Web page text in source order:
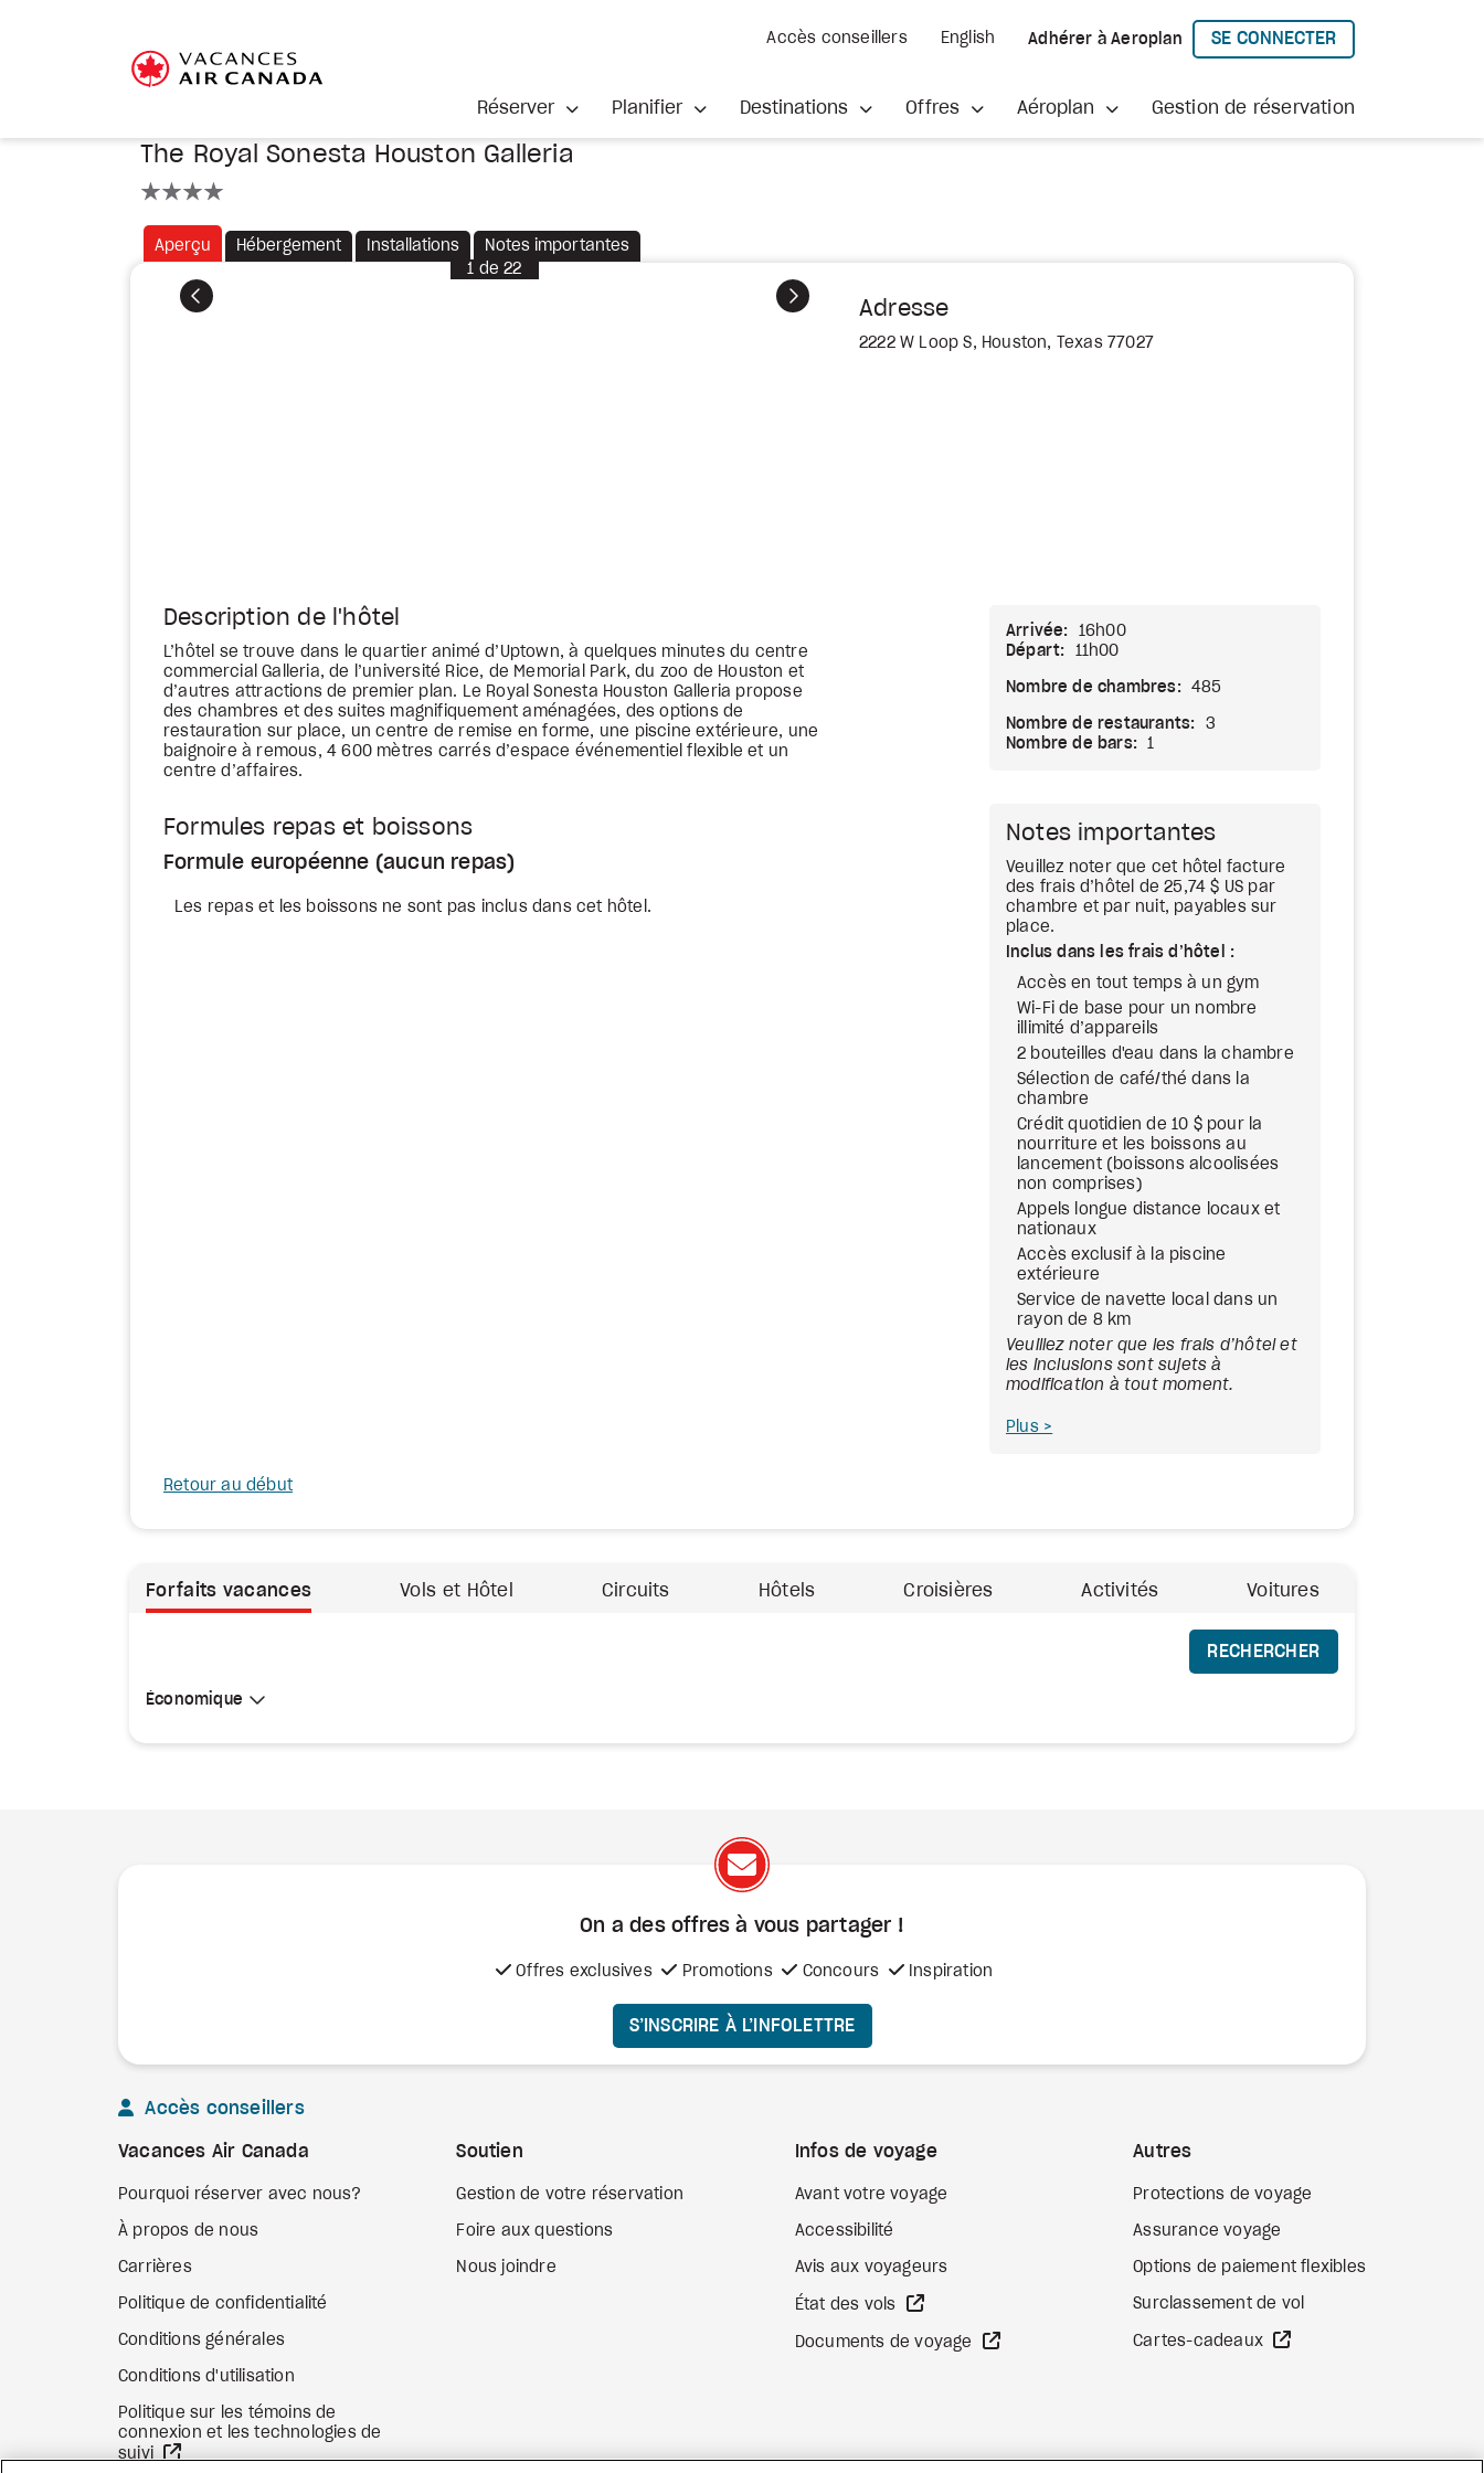
Accès conseillers English Adhérer à Aeroplan
SE CONNECTER
À AEROPLAN
Réserver Planifier Destinations Offres Aéroplan Gestion de réservation
The Royal Sonesta Houston Galleria
Aperçu Hébergement Installations Notes importantes
Précédent Suivant
1 de22
Adresse
2222 W Loop S, Houston, Texas 77027
Description de l'hôtel
L’hôtel se trouve dans le quartier animé d’Uptown, à quelques minutes du centre
commercial Galleria, de l’université Rice, de Memorial Park, du zoo de Houston et
d’autres attractions de premier plan. Le Royal Sonesta Houston Galleria propose
des chambres et des suites magnifiquement aménagées, des options de
restauration sur place, un centre de remise en forme, une piscine extérieure, une
baignoire à remous, 4 600 mètres carrés d’espace événementiel flexible et un
centre d’affaires.
Formules repas et boissons
Formule européenne (aucun repas)
Les repas et les boissons ne sont pas inclus dans cet hôtel.
Arrivée:
16h00
Départ:
11h00
Nombre de chambres: 485
Nombre de restaurants:
3
Nombre de bars:
1
Notes importantes
Veuillez noter que cet hôtel facture
des frais d’hôtel de 25,74 $ US par
chambre et par nuit, payables sur
place.
Inclus dans les frais d’hôtel :
Accès en tout temps à un gym
Wi-Fi de base pour un nombre
illimité d’appareils
2 bouteilles d'eau dans la chambre
Sélection de café/thé dans la
chambre
Crédit quotidien de 10 $ pour la
nourriture et les boissons au
lancement (boissons alcoolisées
non comprises)
Appels longue distance locaux et
nationaux
Accès exclusif à la piscine
extérieure
Service de navette local dans un
rayon de 8 km
Veuillez noter que les frais d’hôtel et
les inclusions sont sujets à
modification à tout moment.
Plus
Retour au début
Forfaits vacances Vols et Hôtel Circuits Hôtels Croisières Activités Voitures
Sélectionner une cabine
Économique
Économique
RECHERCHER
On a des offres à vous partager !
Offres exclusives Promotions Concours Inspiration
S’INSCRIRE À L’INFOLETTRE
Accès conseillers
Vacances Air Canada
Pourquoi réserver avec nous?
À propos de nous
Carrières
Politique de confidentialité
Conditions générales
Conditions d'utilisation
Politique sur les témoins de
connexion et les technologies de
suivi
Soutien
Gestion de votre réservation
Foire aux questions
Nous joindre
Infos de voyage
Avant votre voyage
Accessibilité
Avis aux voyageurs
État des vols
Documents de voyage Site Web externe
Autres
Protections de voyage
Assurance voyage
Options de paiement flexibles
Surclassement de vol
Cartes-cadeaux